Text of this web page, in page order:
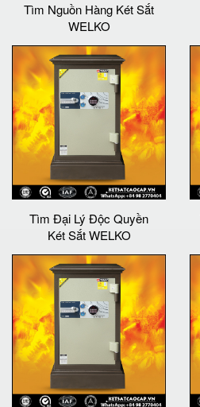
Tìm Nguồn Hàng Két Sắt
WELKO
Tìm Đại Lý Độc Quyền
Két Sắt WELKO